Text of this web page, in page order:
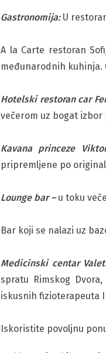
Gastronomija:U
A la Carte restoran
međunarodnih kuhinja.
Hotelski restoran car
večerom uz bogat izbor
Kavana princeze
pripremljene po
Lounge bar –u toku
Bar koji se nalazi uz
Medicinski centar
spratu Rimskog
iskusnih fizioterapeuta
Iskoristite povoljnu